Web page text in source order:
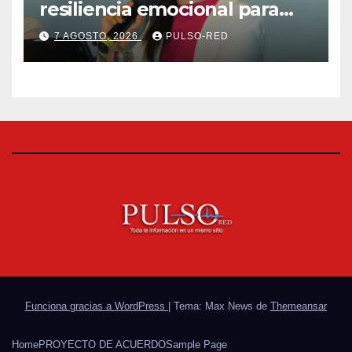
resiliencia emocional para
fortalecer salud y bienestar
de estudiantes y docentes
7 AGOSTO, 2026 PULSO-RED
Funciona gracias a WordPress Tema: Max News de Themeansar
HomePROYECTO DE ACUERDOSample Page